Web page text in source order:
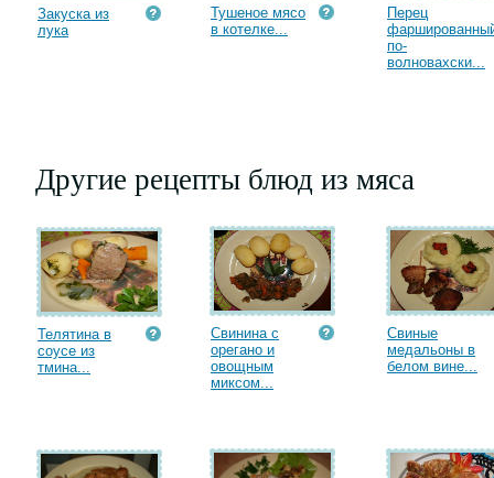
Закуска из
лука
Тушеное мясо
в котелке...
Перец
по-
волновахски...
Другие рецепты блюд из мяса
Телятина в
соусе из
тмина...
Свинина с
орегано и
овощным
миксом...
Свиные
медальоны в
белом вине...